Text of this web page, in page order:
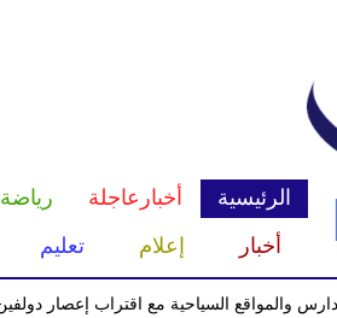
الرئيسية أخبارعاجلة رياضة
أخبار
إعلام تعليم
السياحية مع اقتراب إعصار دولفين